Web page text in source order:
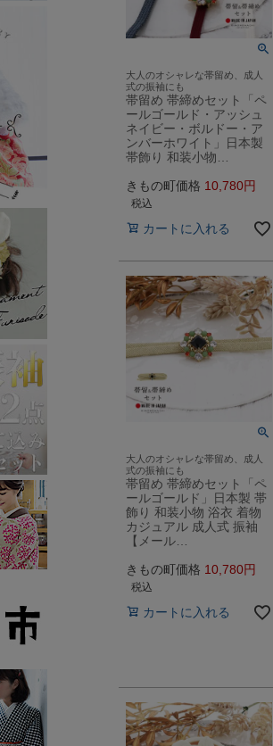
大人のオシャレな帯留め、成人
式の振袖にも
帯留め 帯締めセット「ペ
ールゴールド・アッシュ
ネイビー・ボルドー・ア
ンバーホワイト」日本製
帯飾り 和装小物…
きもの町価格 10,780
税込
カートに入れる
大人のオシャレな帯留め、成人
式の振袖にも
帯留め 帯締めセット「ペ
ールゴールド」日本製 帯
飾り 和装小物 浴衣 着物
カジュアル 成人式 振袖
【メール…
きもの町価格 10,780
税込
カートに入れる